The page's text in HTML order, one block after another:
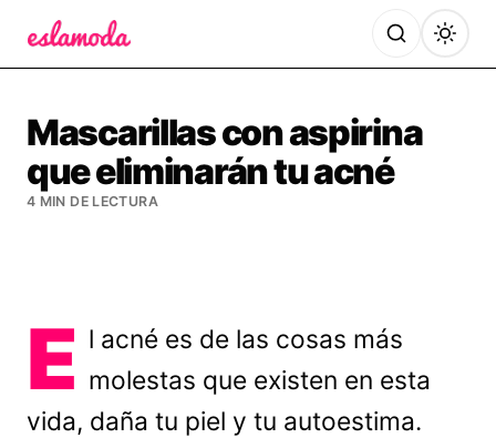
Mascarillas con aspirina
que eliminarán tu acné
4 MIN DE LECTURA
E l acné es de las cosas más
molestas que existen en esta
vida, daña tu piel y tu autoestima.